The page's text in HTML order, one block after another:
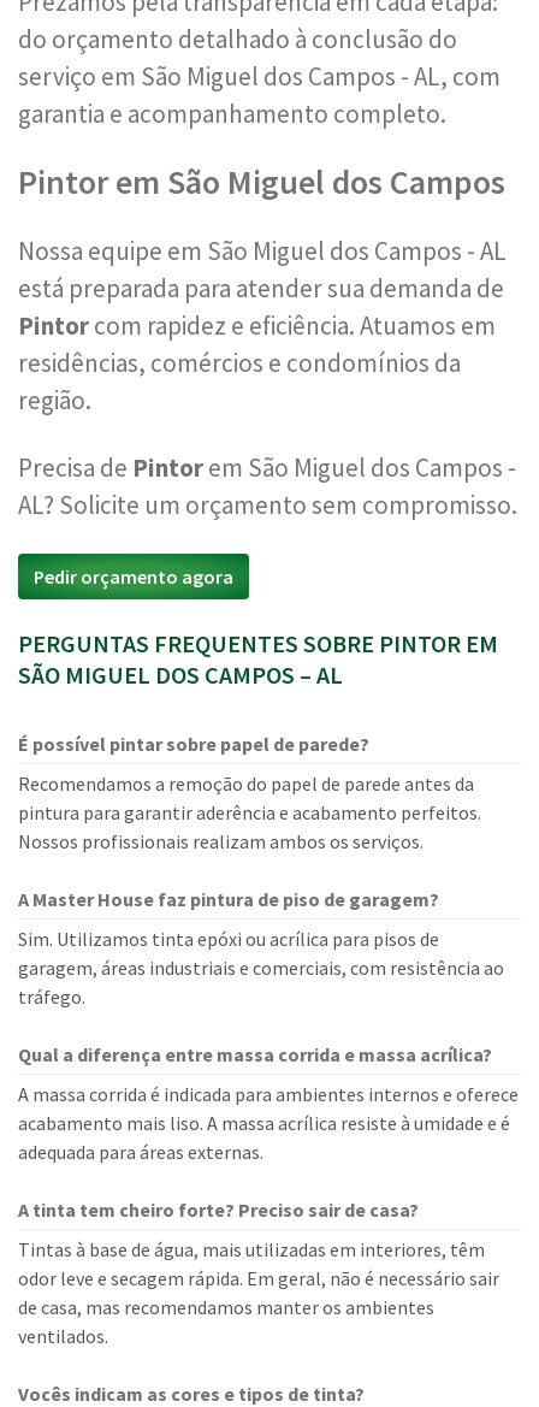
do orçamento detalhado à conclusão do
serviço em São Miguel dos Campos - AL, com
garantia e acompanhamento completo.
Pintor em São Miguel dos Campos
Nossa equipe em São Miguel dos Campos - AL
está preparada para atender sua demanda de
Pintorcom rapidez e eficiência. Atuamos em
residências, comércios e condomínios da
região.
Precisa de Pintorem São Miguel dos Campos -
AL? Solicite um orçamento sem compromisso.
Pedir orçamento agora
PERGUNTAS FREQUENTES SOBRE PINTOR EM
SÃO MIGUEL DOS CAMPOS – AL
É possível pintar sobre papel de parede?
Recomendamos a remoção do papel de parede antes da
pintura para garantir aderência e acabamento perfeitos.
Nossos profissionais realizam ambos os serviços.
A Master House faz pintura de piso de garagem?
Sim. Utilizamos tinta epóxi ou acrílica para pisos de
garagem, áreas industriais e comerciais, com resistência ao
tráfego.
Qual a diferença entre massa corrida e massa acrílica?
A massa corrida é indicada para ambientes internos e oferece
acabamento mais liso. A massa acrílica resiste à umidade e é
adequada para áreas externas.
A tinta tem cheiro forte? Preciso sair de casa?
Tintas à base de água, mais utilizadas em interiores, têm
odor leve e secagem rápida. Em geral, não é necessário sair
de casa, mas recomendamos manter os ambientes
ventilados.
Vocês indicam as cores e tipos de tinta?